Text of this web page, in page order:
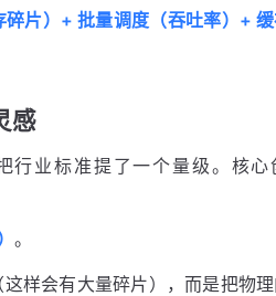
碎片）+ 批量调度（吞吐率）+
感
行业标准提了一个量级。核心
。
样会有大量碎片），而是把物